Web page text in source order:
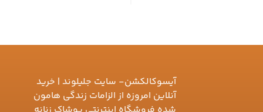
آیسوکالکشن- سایت جلیلوند | خرید
آنلاین امروزه از الزامات زندگی هامون